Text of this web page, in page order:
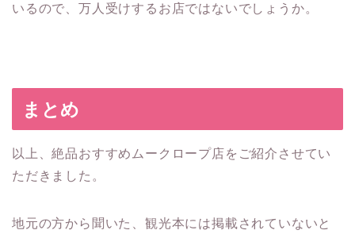
いるので、万人受けするお店ではないでしょうか。
まとめ
以上、絶品おすすめムークロープ店をご紹介させてい
ただきました。
地元の方から聞いた、観光本には掲載されていないと